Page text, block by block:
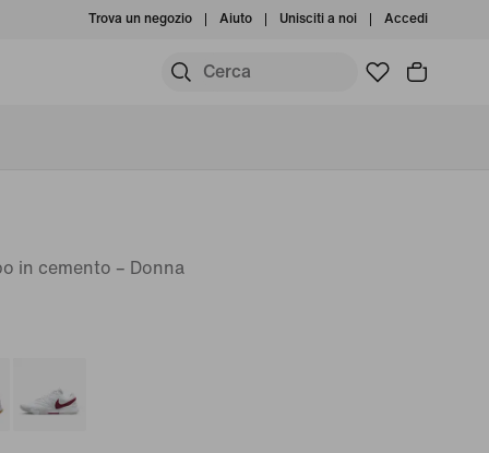
Trova un negozio Aiuto Unisciti a noi Accedi
in cemento – Donna